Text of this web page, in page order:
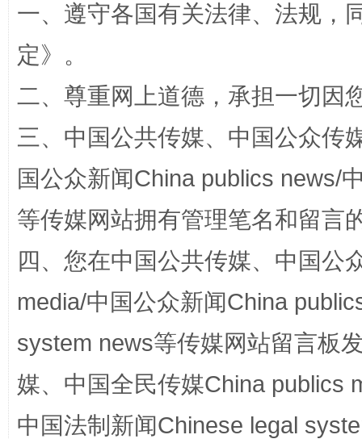
解纷+调解+退费，一次搞定
站台名比不上好声名
漫山遍野的桃花与雪山、麦地、白藏房 除
一、遵守各国有关法律、法规，
定》。
二、尊重网上道德，承担一切因
三、中国公共传媒、中国公众传
国公众新闻China publics news/
等传媒网站拥有管理笔名和留言
四、您在中国公共传媒、中国公
media/中国公众新闻China
system news等传媒网站留言板
媒、中国全民传媒China publics
中国法制新闻Chinese legal